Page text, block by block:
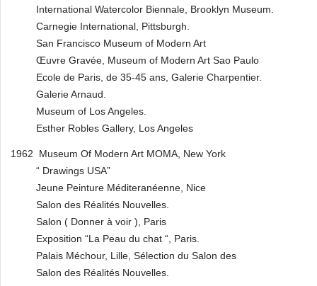
International Watercolor Biennale, Brooklyn Museum.
Carnegie International, Pittsburgh.
San Francisco Museum of Modern Art
Œuvre Gravée, Museum of Modern Art Sao Paulo
Ecole de Paris, de 35-45 ans, Galerie Charpentier.
Galerie Arnaud.
Museum of Los Angeles.
Esther Robles Gallery, Los Angeles
1962 Museum Of Modern Art MOMA, New York
“ Drawings USA”
Jeune Peinture Méditeranéenne, Nice
Salon des Réalités Nouvelles.
Salon ( Donner à voir ), Paris
Exposition “La Peau du chat “, Paris.
Palais Méchour, Lille, Sélection du Salon des
Salon des Réalités Nouvelles.